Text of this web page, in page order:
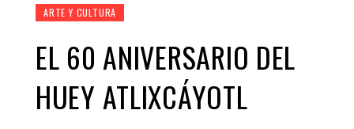
ARTE Y CULTURA
EL 60 ANIVERSARIO DEL
HUEY ATLIXCÁYOTL